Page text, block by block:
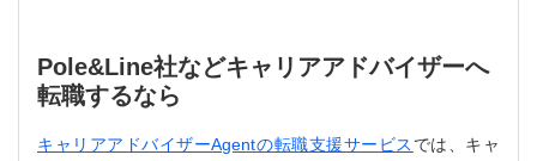
Pole&Line社などキャリアアドバイザーへ
転職するなら
キャリアアドバイザーAgentの転職支援サービス では、キャ